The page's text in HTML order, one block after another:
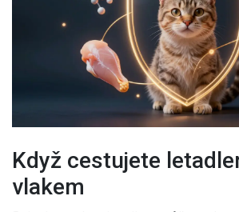
Když cestujete
vlakem